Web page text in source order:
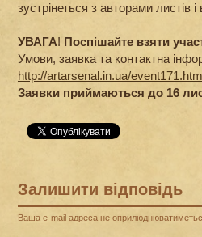
зустрінеться з авторами листів
УВАГА! Поспішайте взяти
Умови, заявка та контактна
http://artarsenal.in.ua/
Заявки приймаються до 16
Залишити відповідь
Ваша e-mail адреса не